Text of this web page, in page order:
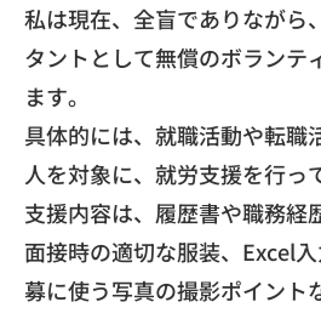
私は現在、全盲でありながら
タントとして無償のボランテ
ます。
具体的には、就職活動や転職
人を対象に、就労支援を行っ
支援内容は、履歴書や職務経
面接時の適切な服装、Excel
募に使う写真の撮影ポイント